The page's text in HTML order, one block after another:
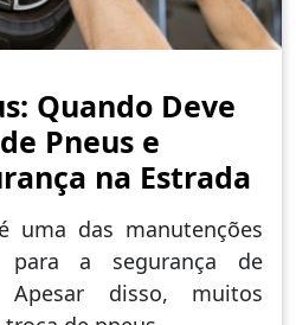
Quando Deve
Pneus e
na Estrada
uma das manutenções
para a segurança de
Apesar disso, muitos